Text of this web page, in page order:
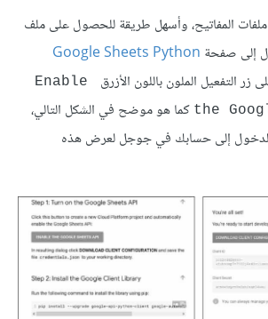
ملفات المفاتيح، وأسهل طريقة للحصول على ملف
إلى صفحة Google Sheets Python
زر التفعيل الملون باللون الأزرق
Enable
the كما هو موضح في الشكل التالي،
إلى حسابك في جوجل لعرض هذه